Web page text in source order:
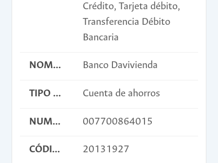
Crédito, Tarjeta débito,
Transferencia Débito
Bancaria
NOMBRE BANCO Banco Davivienda
TIPO DE CUENTA Cuenta de ahorros
NUMERO DE CUENTA 007700864015
CÓDIGO DE CONSIGNACIÓN 20131927